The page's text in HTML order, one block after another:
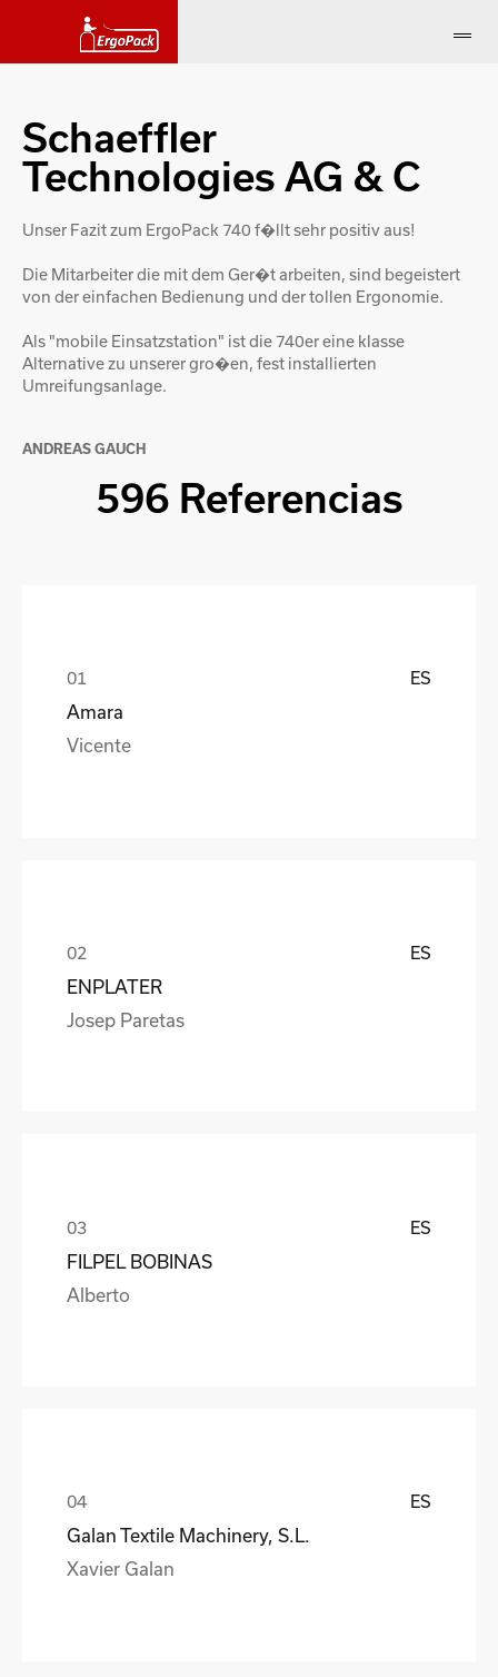
Schaeffler
Technologies AG & C
Unser Fazit zum ErgoPack 740 f�llt sehr positiv aus!
Die Mitarbeiter die mit dem Ger�t arbeiten, sind begeistert
von der einfachen Bedienung und der tollen Ergonomie.
Als "mobile Einsatzstation" ist die 740er eine klasse
Alternative zu unserer gro�en, fest installierten
Umreifungsanlage.
ANDREAS GAUCH
596 Referencias
ES
Amara
Vicente
ES
ENPLATER
Josep Paretas
ES
FILPEL BOBINAS
Alberto
ES
Galan Textile Machinery, S.L.
Xavier Galan